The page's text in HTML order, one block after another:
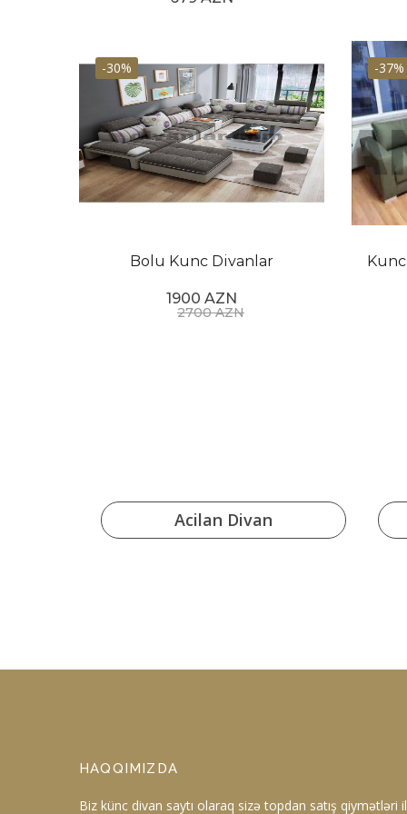
-30%
Bolu Kunc Divanlar
1900 AZN
2700 AZN
-37%
Acilan Divan
HAQQIMIZDA
Biz künc divan saytı olaraq sizə topdan satış qiymətləri